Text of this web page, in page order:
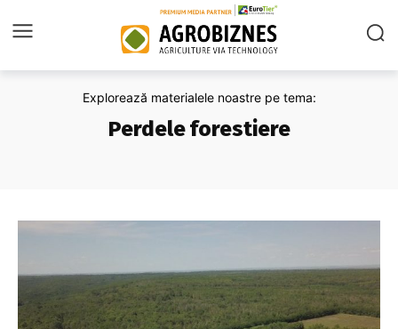
Explorează materialele noastre pe tema:
Perdele forestiere